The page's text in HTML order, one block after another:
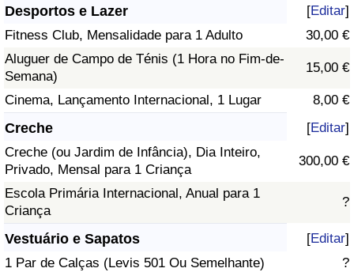
Desportos e Lazer [Editar]
Fitness Club, Mensalidade para 1 Adulto
30,00 €
Aluguer de Campo de Ténis (1 Hora no Fim-de-
Semana)
15,00 €
Cinema, Lançamento Internacional, 1 Lugar 8,00 €
Creche [Editar]
Creche (ou Jardim de Infância), Dia Inteiro,
Privado, Mensal para 1 Criança
300,00 €
Escola Primária Internacional, Anual para 1
Criança
?
Vestuário e Sapatos [Editar]
1 Par de Calças (Levis 501 Ou Semelhante)
?